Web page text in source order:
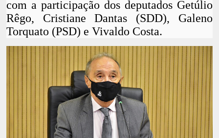
com a participação dos deputados Getúlio
Rêgo, Cristiane Dantas (SDD), Galeno
Torquato (PSD) e Vivaldo Costa.